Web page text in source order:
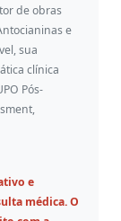
de obras
e
sua
clínica
Pós-
e
médica. O